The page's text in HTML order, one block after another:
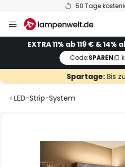
50 Tage
Inhalt
springenEXTRA 11% ab 119 € & 14%
Code:SPAREN
Spartage:Bis
LED-Strip-System